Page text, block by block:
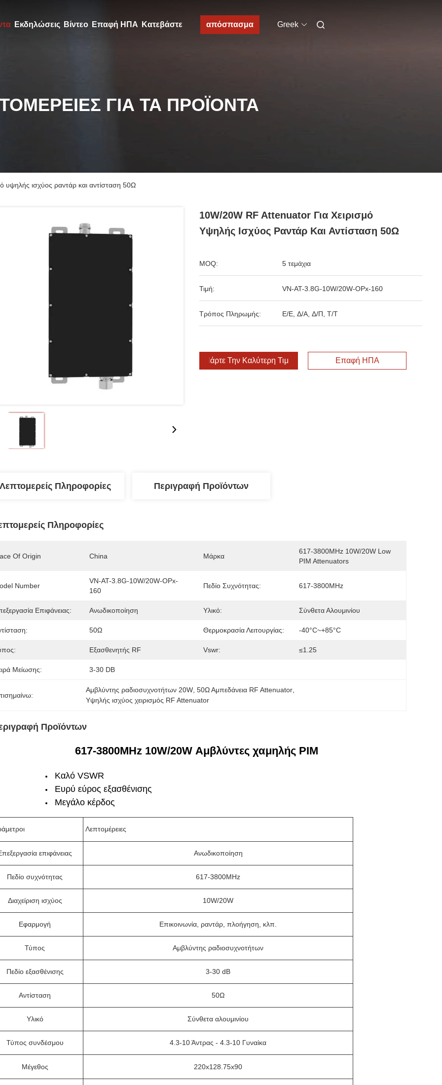
Εκδηλώσεις Βίντεο Επαφή ΗΠΑ Κατεβάστε απόσπασμα Greek
ΓΙΑ ΤΑ ΠΡΟΪΌΝΤΑ
υψηλής ισχύος ραντάρ και αντίσταση 50Ω
10W/20W RF Attenuator Για Χειρισμό
Υψηλής Ισχύος Ραντάρ Και Αντίσταση 50Ω
MOQ: 5 τεμάχια
Τιμή: VN-AT-3.8G-10W/20W-OPx-160
Τρόπος Πληρωμής: Ε/Ε, Δ/Α, Δ/Π, Τ/Τ
Πάρτε Την Καλύτερη Τιμή Επαφή ΗΠΑ
Λεπτομερείς Πληροφορίες Περιγραφή Προϊόντων
Πληροφορίες
Of Origin China Μάρκα
617-3800MHz 10W/20W Low
PIM Attenuators
Number
VN-AT-3.8G-10W/20W-OPx-
160
Πεδίο Συχνότητας: 617-3800MHz
Επιφάνειας: Ανωδικοποίηση Υλικό: Σύνθετα Αλουμινίου
50Ω Θερμοκρασία Λειτουργίας: -40°C~+85°C
Εξασθενητής RF Vswr: ≤1.25
Μείωσης: 3-30 DB
Αμβλύντης ραδιοσυχνοτήτων 20W , 50Ω Αμπεδάνεια RF Attenuator
Υψηλής ισχύος χειρισμός RF Attenuator
Προϊόντων
617-3800MHz 10W/20W Αμβλύντες χαμηλής PIM
Καλό VSWR
Ευρύ εύρος εξασθένισης
Μεγάλο κέρδος
Λεπτομέρειες
επιφάνειας Ανωδικοποίηση
Πεδίο συχνότητας 617-3800MHz
Διαχείριση ισχύος 10W/20W
Εφαρμογή Επικοινωνία, ραντάρ, πλοήγηση, κλπ.
Τύπος Αμβλύντης ραδιοσυχνοτήτων
Πεδίο εξασθένισης 3-30 dB
Αντίσταση 50Ω
Υλικό Σύνθετα αλουμινίου
Τύπος συνδέσμου 4.3-10 Άντρας - 4.3-10 Γυναίκα
Μέγεθος 220x128.75x90